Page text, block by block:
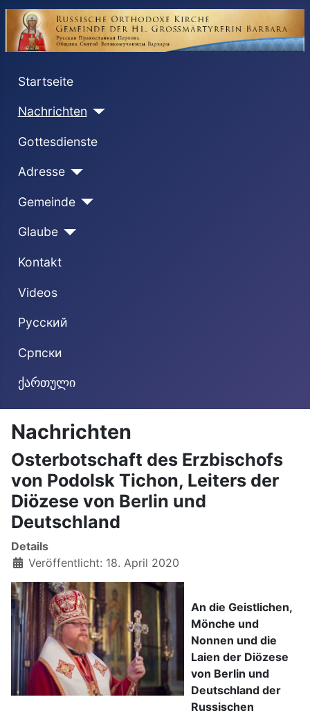
Startseite
Nachrichten
Gottesdienste
Adresse
Gemeinde
Glaube
Kontakt
Videos
Русский
Cрпски
ქართული
Nachrichten
Osterbotschaft des Erzbischofs
von Podolsk Tichon, Leiters der
Diözese von Berlin und
Deutschland
Details
Veröffentlicht: 18. April 2020
An die Geistlichen,
Mönche und
Nonnen und die
Laien der Diözese
von Berlin und
Deutschland der
Russischen